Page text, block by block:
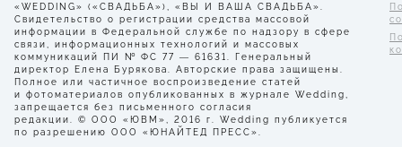
«WEDDING» («СВАДЬБА»), «ВЫ И ВАША СВАДЬБА».
Свидетельство о регистрации средства массовой
информации в Федеральной службе по надзору в сфере
связи, информационных технологий и массовых
коммуникаций ПИ № ФС 77 — 61631. Генеральный
директор Елена Бурякова. Авторские права защищены.
Полное или частичное воспроизведение статей
и фотоматериалов опубликованных в журнале Wedding,
запрещается без письменного согласия
редакции. © ООО «ЮВМ», 2016 г. Wedding публикуется
по разрешению ООО «ЮНАЙТЕД ПРЕСС».